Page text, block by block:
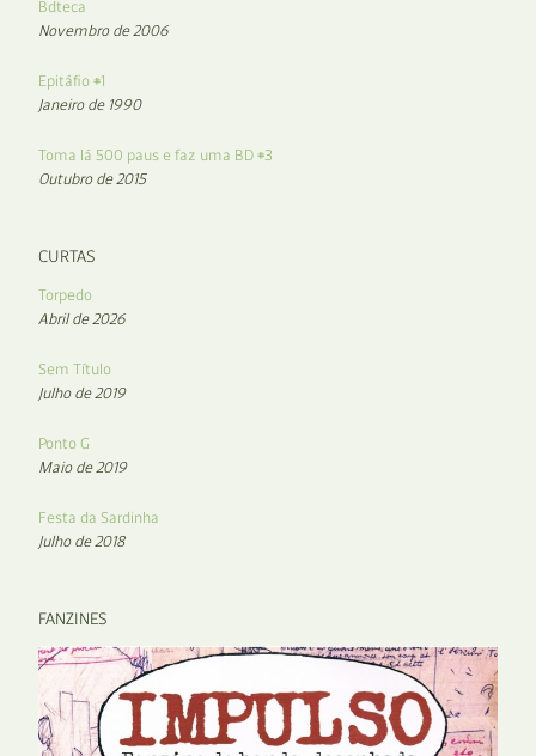
Bdteca
Novembro de 2006
Epitáfio #1
Janeiro de 1990
Toma lá 500 paus e faz uma BD #3
Outubro de 2015
CURTAS
Torpedo
Abril de 2026
Sem Título
Julho de 2019
Ponto G
Maio de 2019
Festa da Sardinha
Julho de 2018
FANZINES